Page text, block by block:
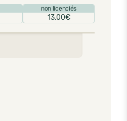
non licenciés
13,00€